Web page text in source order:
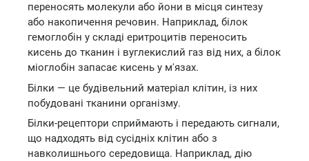
переносять молекули або йони в місця синтезу
або накопичення речовин. Наприклад, білок
гемоглобін у складі еритроцитів переносить
кисень до тканин і вуглекислий газ від них, а білок
міоглобін запасає кисень у м'язах.
Білки — це будівельний матеріал клітин, із них
побудовані тканини організму.
Білки-рецептори сприймають і передають сигнали,
що надходять від сусідніх клітин або з
навколишнього середовища. Наприклад, дію